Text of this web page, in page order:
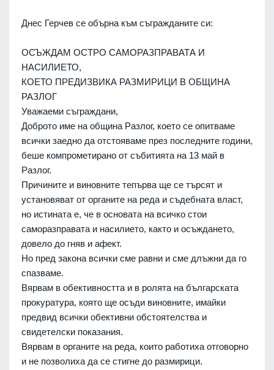
Днес Герчев се обърна към съгражданите си:
ОСЪЖДАМ ОСТРО САМОРАЗПРАВАТА И
НАСИЛИЕТО,
КОЕТО ПРЕДИЗВИКА РАЗМИРИЦИ В ОБЩИНА
РАЗЛОГ
Уважаеми съграждани,
Доброто име на община Разлог, което се опитваме
всички заедно да отстояваме през последните години,
беше компрометирано от събитията на 13 май в
Разлог.
Причините и виновните тепърва ще се търсят и
установяват от органите на реда и съдебната власт,
но истината е, че в основата на всичко стои
саморазправата и насилието, както и осъждането,
довело до гняв и афект.
Но пред закона всички сме равни и сме длъжни да го
спазваме.
Вярвам в обективността и в ролята на българската
прокуратура, която ще осъди виновните, имайки
предвид всички обективни обстоятелства и
свидетелски показания.
Вярвам в органите на реда, които работиха отговорно
и не позволиха да се стигне до размирици.